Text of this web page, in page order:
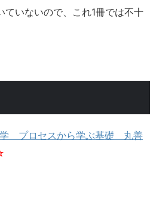
ていないので、これ1冊では不十
学 プロセスから学ぶ基礎 丸善